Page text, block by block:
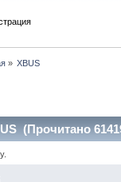
» XBUS
(Прочитано